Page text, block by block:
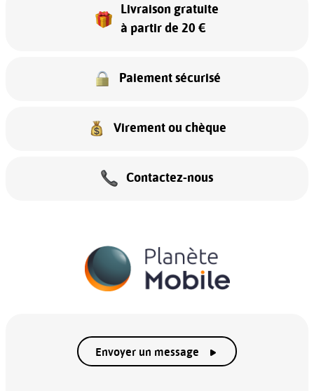
Livraison gratuite
à partir de 20 €
Paiement sécurisé
Virement ou chèque
Contactez-nous
Envoyer un message